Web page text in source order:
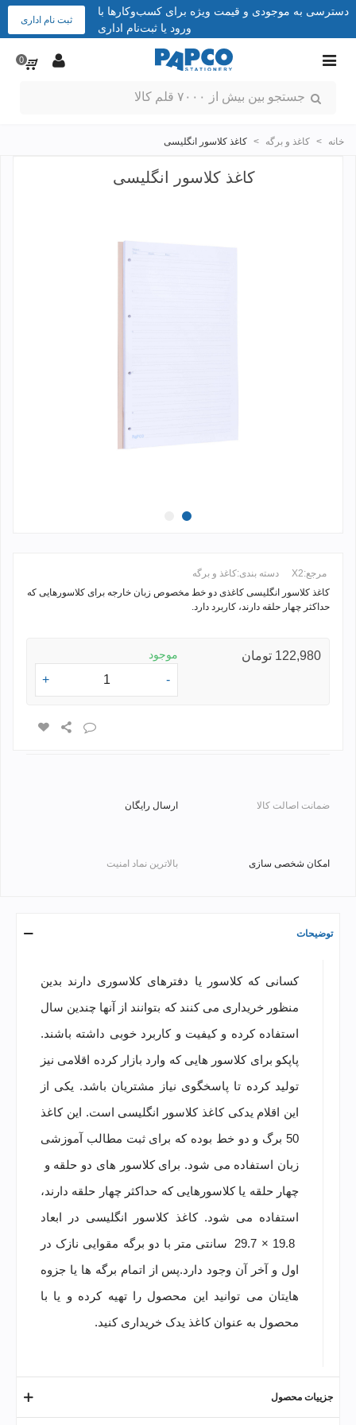
دسترسی به موجودی و قیمت ویژه برای کسب‌وکارها با
ورود یا ثبت‌نام اداری
ثبت نام اداری
0
خانه > کاغذ و برگه > کاغذ کلاسور انگلیسی
کاغذ کلاسور انگلیسی
مرجع:X2 دسته بندی:کاغذ و برگه
کاغذ کلاسور انگلیسی کاغذی دو خط مخصوص زبان خارجه برای کلاسورهایی که
حداکثر چهار حلقه دارند، کاربرد دارد.
ادامه مطلب +
122,980 تومان موجود
-
+
ضمانت اصالت کالا ارسال رایگان
امکان شخصی سازی بالاترین نماد امنیت
توضیحات
کسانی که کلاسور یا دفترهای کلاسوری دارند بدین
منظور خریداری می کنند که بتوانند از آنها چندین سال
استفاده کرده و کیفیت و کاربرد خوبی داشته باشند.
پاپکو برای کلاسور هایی که وارد بازار کرده اقلامی نیز
تولید کرده تا پاسخگوی نیاز مشتریان باشد. یکی از
این اقلام یدکی کاغذ کلاسور انگلیسی است. این کاغذ
50 برگ و دو خط بوده که برای ثبت مطالب آموزشی
زبان استفاده می شود. برای کلاسور های دو حلقه و
چهار حلقه یا کلاسورهایی که حداکثر چهار حلقه دارند،
استفاده می شود. کاغذ کلاسور انگلیسی در ابعاد
19.8 × 29.7 سانتی متر با دو برگه مقوایی نازک در
اول و آخر آن وجود دارد.پس از اتمام برگه ها یا جزوه
هایتان می توانید این محصول را تهیه کرده و یا با
محصول به عنوان کاغذ یدک خریداری کنید.
جزییات محصول